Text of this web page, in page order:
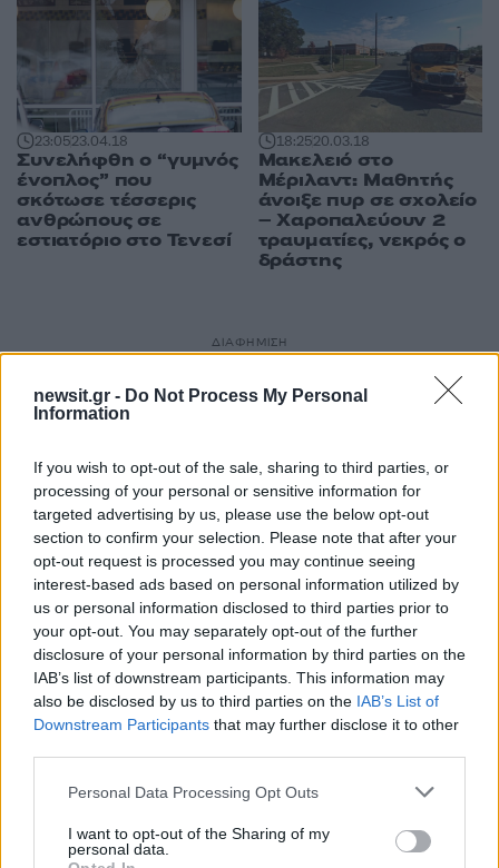
newsit.gr - Do Not Process My Personal
Information
If you wish to opt-out of the sale, sharing to third parties, or
processing of your personal or sensitive information for
targeted advertising by us, please use the below opt-out
section to confirm your selection. Please note that after your
opt-out request is processed you may continue seeing
interest-based ads based on personal information utilized by
us or personal information disclosed to third parties prior to
your opt-out. You may separately opt-out of the further
disclosure of your personal information by third parties on the
IAB’s list of downstream participants. This information may
also be disclosed by us to third parties on the IAB’s List of
Downstream Participants that may further disclose it to other
Please note that this website/app uses one or more Google
not limited to your visit or usage behaviour. You may click to
grant or deny consent to Google and its third-party tags to
Personal Data Processing Opt Outs
I want to opt-out of the Sharing of my
personal data.
23:0523.04.18
Συνελήφθη ο “γυμνός
ένοπλος” που
σκότωσε τέσσερις
ανθρώπους σε
εστιατόριο στο Τενεσί
18:2520.03.18
Μακελειό στο
Μέριλαντ: Μαθητής
άνοιξε πυρ σε σχολείο
– Χαροπαλεύουν 2
τραυματίες, νεκρός ο
δράστης
ΔΙΑΦΗΜΙΣΗ